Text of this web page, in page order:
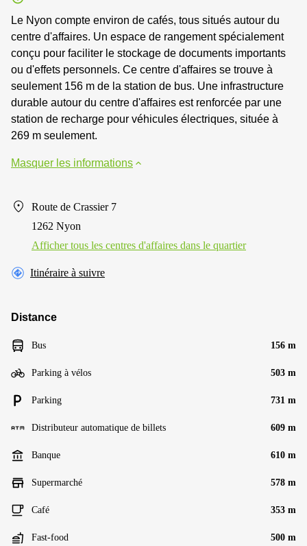
Le Nyon compte environ de cafés, tous situés autour du
centre d'affaires. Un espace de rangement spécialement
conçu pour faciliter le stockage de documents importants
ou d'effets personnels. Ce centre d'affaires se trouve à
seulement 156 m de la station de bus. Une infrastructure
durable autour du centre d'affaires est renforcée par une
station de recharge pour véhicules électriques, située à
269 m seulement.
Masquer les informations
Route de Crassier 7
1262 Nyon
Afficher tous les centres d'affaires dans le quartier
Itinéraire à suivre
Distance
Bus 156 m
Parking à vélos 503 m
Parking 731 m
Distributeur automatique de billets 609 m
Banque 610 m
Supermarché 578 m
Café 353 m
Fast-food 500 m